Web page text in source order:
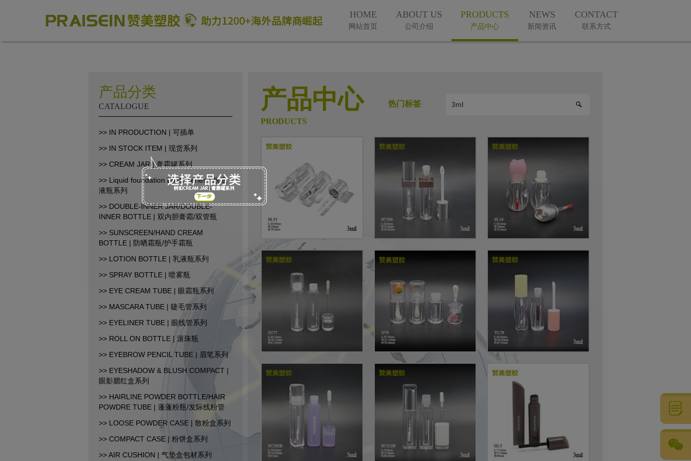
HOME
网站首页
ABOUT US
公司介绍
PRODUCTS
产品中心
NEWS
新闻资讯
CONTACT
联系方式
产品分类
CATALOGUE
>> IN PRODUCTION | 可插单
>> IN STOCK ITEM | 现货系列
>> CREAM JAR | 膏霜罐系列
>> Liquid foundation bottle series | 粉底
液瓶系列
>> DOUBLE-INNER JAR/DOUBLE-
INNER BOTTLE | 双内胆膏霜/双管瓶
>> SUNSCREEN/HAND CREAM
BOTTLE | 防晒霜瓶/护手霜瓶
>> LOTION BOTTLE | 乳液瓶系列
>> SPRAY BOTTLE | 喷雾瓶
>> EYE CREAM TUBE | 眼霜瓶系列
>> MASCARA TUBE | 睫毛管系列
>> EYELINER TUBE | 眼线管系列
>> ROLL ON BOTTLE | 滚珠瓶
>> EYEBROW PENCIL TUBE | 眉笔系列
>> EYESHADOW & BLUSH COMPACT |
眼影腮红盒系列
>> HAIRLINE POWDER BOTTLE/HAIR
POWDRE TUBE | 蓬蓬粉瓶/发际线粉管
>> LOOSE POWDER CASE | 散粉盒系列
>> COMPACT CASE | 粉饼盒系列
>> AIR CUSHION | 气垫盒包材系列
产品中心
PRODUCTS
热门标签
助力1200+海外品牌商崛起
86-18664449811\13360816451\13342702701
18664466034\13302747475
inform@praisein.com
汕头市金平工业区金兴路8号 微信公众号
CopyRight© 2015-2026 汕头市赞美塑料制品有限公司 All Rights Reserved.